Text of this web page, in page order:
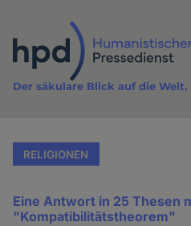
Inhalt
Der säkulare Blick auf die Welt.
RELIGIONEN
Eine Antwort in 25 Thesen
"Kompatibilitätstheorem"